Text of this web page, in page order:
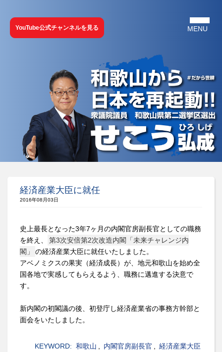
YouTube公式チャンネルを見る
経済産業大臣に就任
2016年08月03日
史上最長となった3年7ヶ月の内閣官房副長官としての職務
を終え、
第3次安倍第2次改造内閣「未来チャレンジ内
閣」
の経済産業大臣に就任いたしました。
アベノミクスの果実（経済成長）が、地元和歌山を始め全
国各地で実感してもらえるよう、職務に邁進する決意で
す。
新内閣の初閣議の後、初登庁し経済産業省の事務方幹部と
面会をいたしました。
KEYWORD: 和歌山 内閣官房副長官 経済産業大臣